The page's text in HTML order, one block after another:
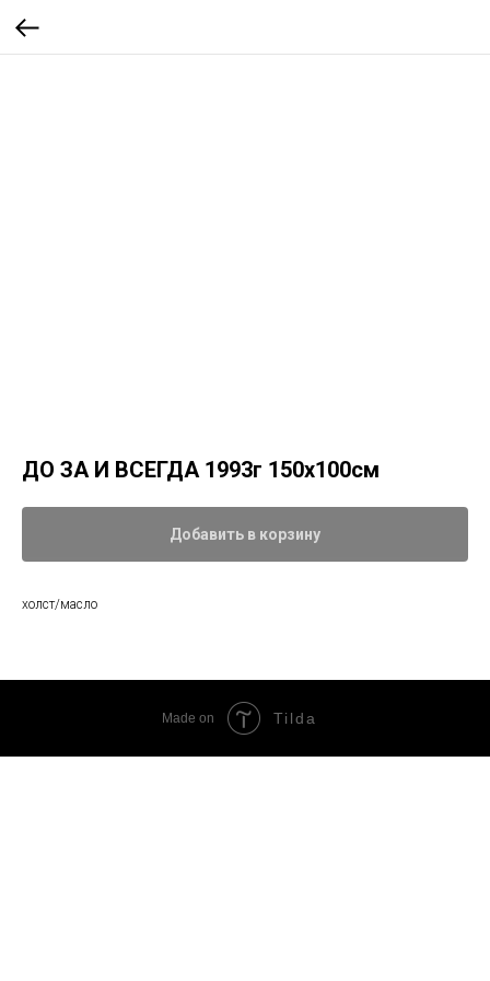
ДО ЗА И ВСЕГДА 1993г 150х100см
Добавить в корзину
холст/масло
Made on Tilda